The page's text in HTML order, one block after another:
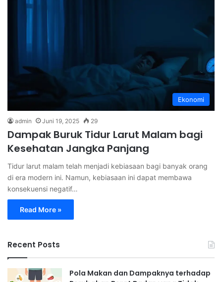
Ekonomi
admin Juni 19, 2025 29
Dampak Buruk Tidur Larut Malam bagi
Kesehatan Jangka Panjang
Tidur larut malam telah menjadi kebiasaan bagi banyak orang
di era modern ini. Namun, kebiasaan ini dapat membawa
konsekuensi negatif…
Read More »
Recent Posts
Pola Makan dan Dampaknya terhadap